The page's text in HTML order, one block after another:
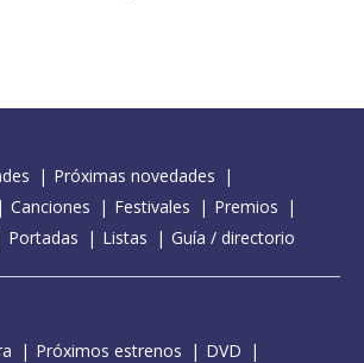
Próximas novedades
Canciones Festivales
Premios
Portadas Listas Guía / directorio
Próximos estrenos
DVD